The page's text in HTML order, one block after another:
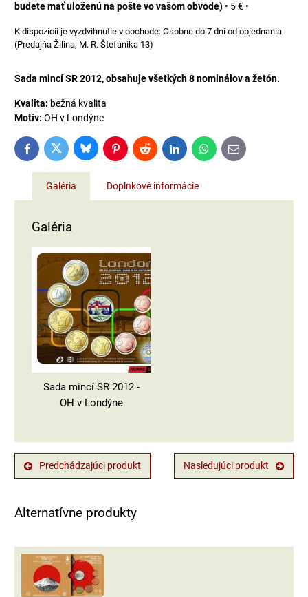
budete mať uloženú na pošte vo vašom obvode) • 5 € •
Osobne do 7 dní od objednania
(Predajňa Žilina, M. R. Štefánika 13)
Sada mincí SR 2012, obsahuje všetkých 8 nominálov a žetón.
Kvalita: bežná kvalita
Motív: OH v Londýne
FacebookTwitter BlueskyPinterestReddit LinkedInWhatsApp
E-
mail
Galéria Doplnkové informácie
Galéria
Sada mincí SR 2012 -
OH v Londýne
Predchádzajúci produkt Nasledujúci produkt
Alternatívne produkty